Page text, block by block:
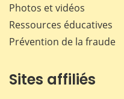
Photos et vidéos
Ressources éducatives
Prévention de la fraude
Sites affiliés